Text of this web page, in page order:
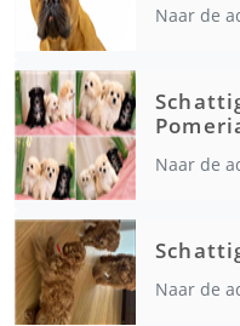
Naar de
Naar de
Naar de